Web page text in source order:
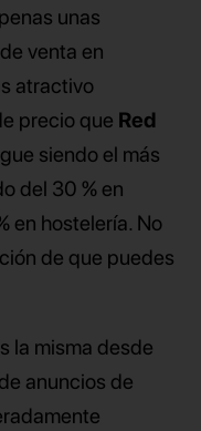
unas
venta en
atractivo
precio que Red
siendo el más
del 30 % en
en hostelería. No
de que puedes
la misma desde
anuncios de